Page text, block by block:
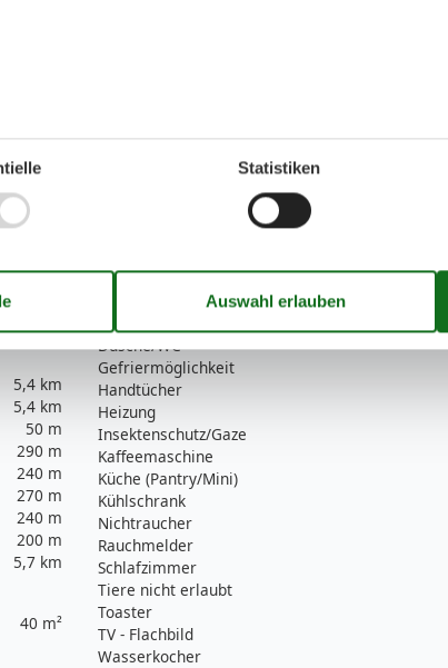
und Kühlschrank, Küchenschränke, kleines
Eierkocher, Wasserkocher und Kaffeemaschine.
Hocker
5,4 km
5,4 km
50 m
290 m
240 m
270 m
240 m
200 m
5,7 km
40 m²
Serviceeinrichtungen
Dusche/WC
Gefriermöglichkeit
Handtücher
Heizung
Insektenschutz/Gaze
Kaffeemaschine
Küche (Pantry/Mini)
Kühlschrank
Nichtraucher
Rauchmelder
Schlafzimmer
Tiere nicht erlaubt
Toaster
TV - Flachbild
Wasserkocher
Statistiken